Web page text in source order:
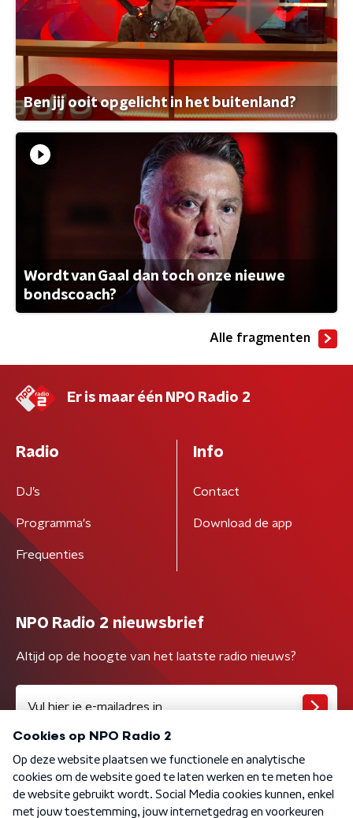
Ben jij ooit opgelicht in het buitenland?
Wordt van Gaal dan toch onze nieuwe
bondscoach?
Alle fragmenten
Er is maar één NPO Radio 2
Radio
DJ’s
Programma's
Frequenties
Info
Contact
Download de app
NPO Radio 2 nieuwsbrief
Altijd op de hoogte van het laatste radio nieuws?
Algemene voorwaarden